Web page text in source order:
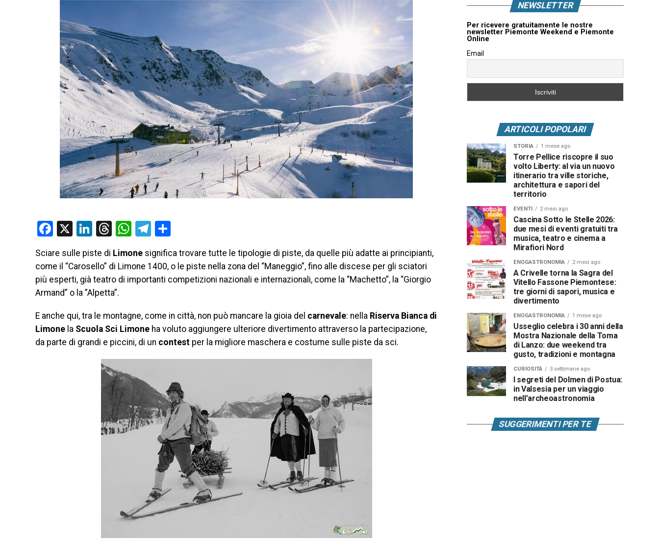
Facebook
X LinkedIn
Threads
WhatsApp
Telegram
Sciare sulle piste di Limone significa trovare tutte le tipologie di piste, da quelle più adatte ai principianti,
come il “Carosello” di Limone 1400, o le piste nella zona del “Maneggio”, fino alle discese per gli sciatori
più esperti, già teatro di importanti competizioni nazionali e internazionali, come la “Machetto”, la “Giorgio
Armand” o la ”Alpetta”.
E anche qui, tra le montagne, come in città, non può mancare la gioia del carnevale: nella Riserva Bianca di
Limone la Scuola Sci Limone ha voluto aggiungere ulteriore divertimento attraverso la partecipazione,
da parte di grandi e piccini, di un contest per la migliore maschera e costume sulle piste da sci.
NEWSLETTER
Per ricevere gratuitamente le nostre
newsletter Piemonte Weekend e Piemonte
Online
Email
ARTICOLI POPOLARI
STORIA 1 mese ago
Torre Pellice riscopre il suo
volto Liberty: al via un nuovo
itinerario tra ville storiche,
architettura e sapori del
territorio
EVENTI 2 mesi ago
Cascina Sotto le Stelle 2026:
due mesi di eventi gratuiti tra
musica, teatro e cinema a
Mirafiori Nord
ENOGASTRONOMIA 2 mesi ago
A Crivelle torna la Sagra del
Vitello Fassone Piemontese:
tre giorni di sapori, musica e
divertimento
ENOGASTRONOMIA 1 mese ago
Usseglio celebra i 30 anni della
Mostra Nazionale della Toma
di Lanzo: due weekend tra
gusto, tradizioni e montagna
CURIOSITÀ 3 settimane ago
I segreti del Dolmen di Postua:
in Valsesia per un viaggio
nell’archeoastronomia
SUGGERIMENTI PER TE